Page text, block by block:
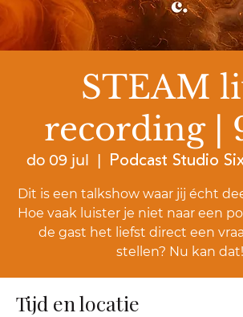
STEAM
recording |
do 09 jul Podcast Studio
Dit is een talkshow waar jij écht
Hoe vaak luister je niet naar een
de gast het liefst direct een
stellen? Nu kan dat!
Tijd en locatie